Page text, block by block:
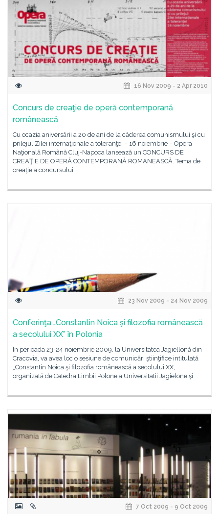
16 Nov 2009 - 2 Apr 2010
Concurs de creaţie de operă contemporană
românească
Cu ocazia aniversării a 20 de ani de la căderea comunismului şi cu
prilejul Zilei internaţionale a toleranţei – 16 noiembrie – Opera
Naţională Română Cluj-Napoca lansează un CONCURS DE
CREAŢIE DE OPERĂ CONTEMPORANĂ ROMANEASCĂ. Tema de
creaţie a concursului
23 Nov 2009 - 24 Nov 2009
Conferinţa „Constantin Noica şi filozofia românească
a secolului XX” în Polonia
În perioada 23-24 noiembrie 2009, la Universitatea Jagiellonă din
Cracovia, va avea loc o sesiune de comunicări ştiinţifice intitulată
„Constantin Noica şi filozofia românească a secolului XX,
organizată de Catedra Limbii Polone a Universitatii Jagielone şi
7 Oct 2009 - 9 Oct 2009